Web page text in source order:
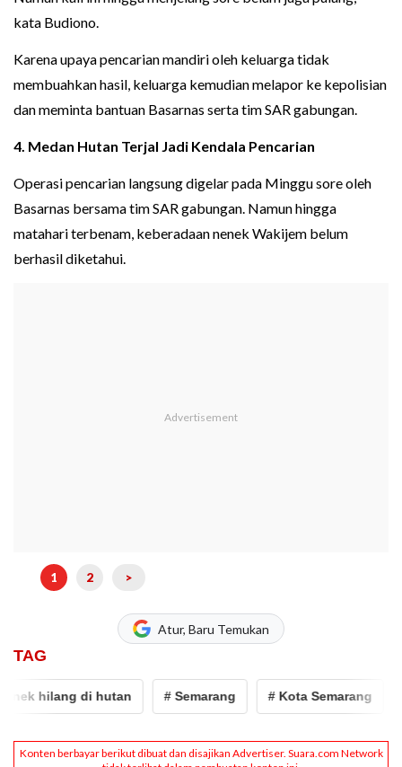
kata Budiono.
Karena upaya pencarian mandiri oleh keluarga tidak
membuahkan hasil, keluarga kemudian melapor ke kepolisian
dan meminta bantuan Basarnas serta tim SAR gabungan.
4. Medan Hutan Terjal Jadi Kendala Pencarian
Operasi pencarian langsung digelar pada Minggu sore oleh
Basarnas bersama tim SAR gabungan. Namun hingga
matahari terbenam, keberadaan nenek Wakijem belum
berhasil diketahui.
1 2 >
Atur, Baru Temukan
TAG
hilang di hutan # Semarang # Kota Semarang